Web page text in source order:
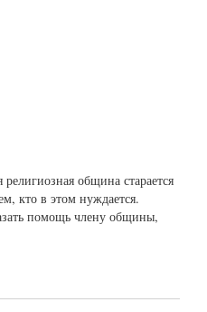
община старается
кто в этом нуждается.
помощь члену общины,